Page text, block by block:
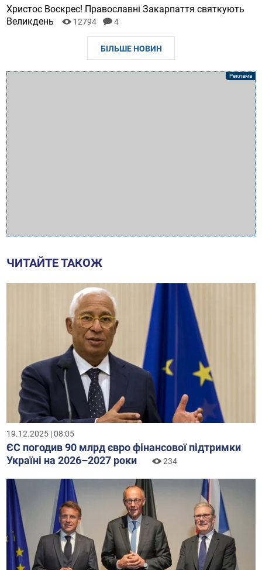
Христос Воскрес! Православні Закарпаття святкують
Великдень
12794 4
БІЛЬШЕ НОВИН
ЧИТАЙТЕ ТАКОЖ
19.12.2025 | 08:05
ЄС погодив 90 млрд євро фінансової підтримки
Україні на 2026–2027 роки
234